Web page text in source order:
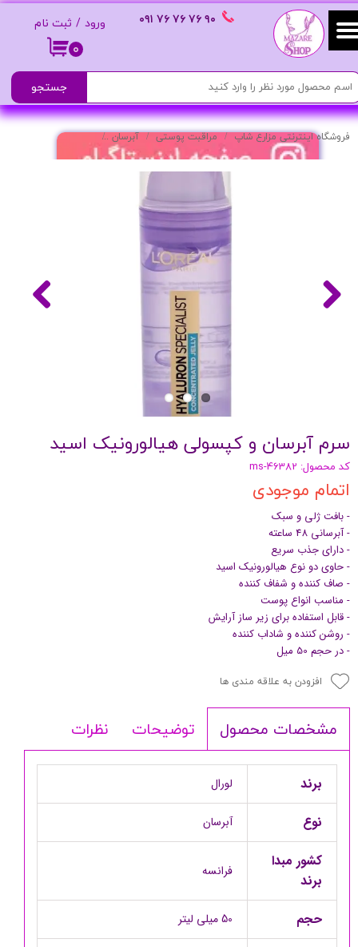
۰
ورود / ثبت نام
حساب کاربری من
تغییر گذر واژه
سفارشات
خروج از حساب کاربری
٩٠ ٧۶ ٧۶ ٧۶ ٠٩١
جستجو
فروشگاه اینترنتی مزارع شاپ مراقبت پوستی آبرسان سرم آبرسان و
سرم آبرسان و کپسولی هیالورونیک اسید
کد محصول: ms-46382
اتمام موجودی
- بافت ژلی و سبک
- آبرسانی 48 ساعته
- دارای جذب سریع
- حاوی دو نوع هیالورونیک اسید
- صاف کننده و شفاف کننده
- مناسب انواع پوست
- قابل استفاده برای زیر ساز آرایش
- روشن کننده و شاداب کننده
- در حجم 50 میل
افزودن به علاقه مندی ها
مشخصات محصول توضیحات نظرات
برند لورال
نوع آبرسان
کشور مبدا
برند
فرانسه
حجم 50 میلی لیتر